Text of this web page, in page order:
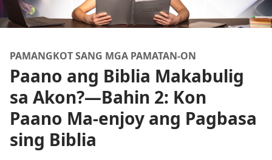
PAMANGKOT SANG MGA PAMATAN-ON
Paano ang Biblia Makabulig
sa Akon?—Bahin 2: Kon
Paano Ma-enjoy ang Pagbasa
sing Biblia